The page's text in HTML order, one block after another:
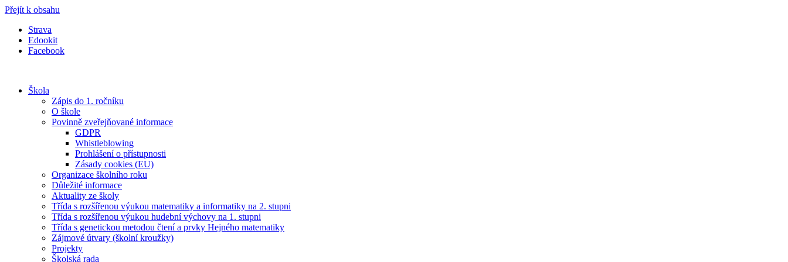
Přejít k obsahu
Strava
Edookit
Facebook
Škola
Zápis do 1. ročníku
O škole
Povinně zveřejňované informace
GDPR
Whistleblowing
Prohlášení o přístupnosti
Zásady cookies (EU)
Organizace školního roku
Důležité informace
Aktuality ze školy
Třída s rozšířenou výukou matematiky a informatiky na 2. stupni
Třída s rozšířenou výukou hudební výchovy na 1. stupni
Třída s genetickou metodou čtení a prvky Hejného matematiky
Zájmové útvary (školní kroužky)
Projekty
Školská rada